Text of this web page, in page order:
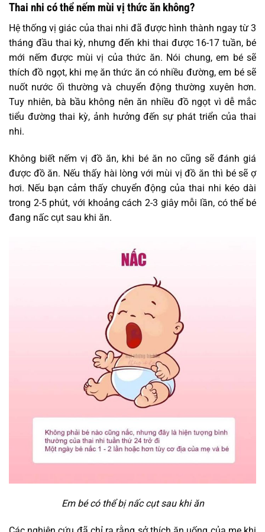
Thai nhi có thể nếm mùi vị thức ăn không?
Hệ thống vị giác của thai nhi đã được hình thành ngay từ 3
tháng đầu thai kỳ, nhưng đến khi thai được 16-17 tuần, bé
mới nếm được mùi vị của thức ăn. Nói chung, em bé sẽ
thích đồ ngọt, khi mẹ ăn thức ăn có nhiều đường, em bé sẽ
nuốt nước ối thường và chuyển động thường xuyên hơn.
Tuy nhiên, bà bầu không nên ăn nhiều đồ ngọt vì dễ mắc
tiểu đường thai kỳ, ảnh hưởng đến sự phát triển của thai
nhi.
Không biết nếm vị đồ ăn, khi bé ăn no cũng sẽ đánh giá
được đồ ăn. Nếu thấy hài lòng với mùi vị đồ ăn thì bé sẽ ợ
hơi. Nếu bạn cảm thấy chuyển động của thai nhi kéo dài
trong 2-5 phút, với khoảng cách 2-3 giây mỗi lần, có thể bé
đang nấc cụt sau khi ăn.
Em bé có thể bị nấc cụt sau khi ăn